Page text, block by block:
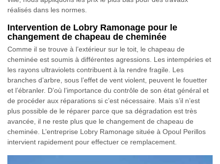
réalisés dans les normes.
Intervention de Lobry Ramonage pour le
changement de chapeau de cheminée
Comme il se trouve à l’extérieur sur le toit, le chapeau de
cheminée est soumis à différentes agressions. Les intempéries et
les rayons ultraviolets contribuent à la rendre fragile. Les
branches d’arbre, sous l’effet de vent violent, peuvent le fouetter
et l’ébranler. D’où l’importance du contrôle de son état général et
de procéder aux réparations si c’est nécessaire. Mais s’il n’est
plus possible de le réparer parce que sa dégradation est très
avancée, il ne reste plus que le changement de chapeau de
cheminée. L’entreprise Lobry Ramonage située à Opoul Perillos
intervient rapidement pour effectuer ce remplacement.